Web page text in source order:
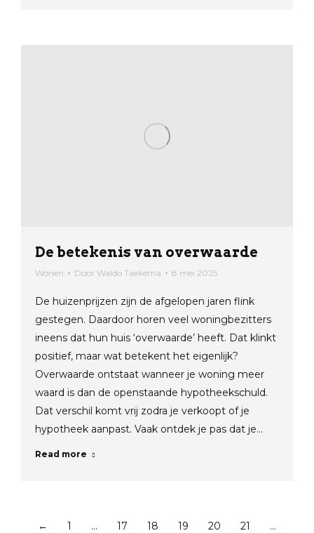
De betekenis van overwaarde
Wonen Door Waldo Taekema 8 mei 2025
De huizenprijzen zijn de afgelopen jaren flink
gestegen. Daardoor horen veel woningbezitters
ineens dat hun huis ‘overwaarde’ heeft. Dat klinkt
positief, maar wat betekent het eigenlijk?
Overwaarde ontstaat wanneer je woning meer
waard is dan de openstaande hypotheekschuld.
Dat verschil komt vrij zodra je verkoopt of je
hypotheek aanpast. Vaak ontdek je pas dat je…
Read more
← 1 … 17 18 19 20 21
…